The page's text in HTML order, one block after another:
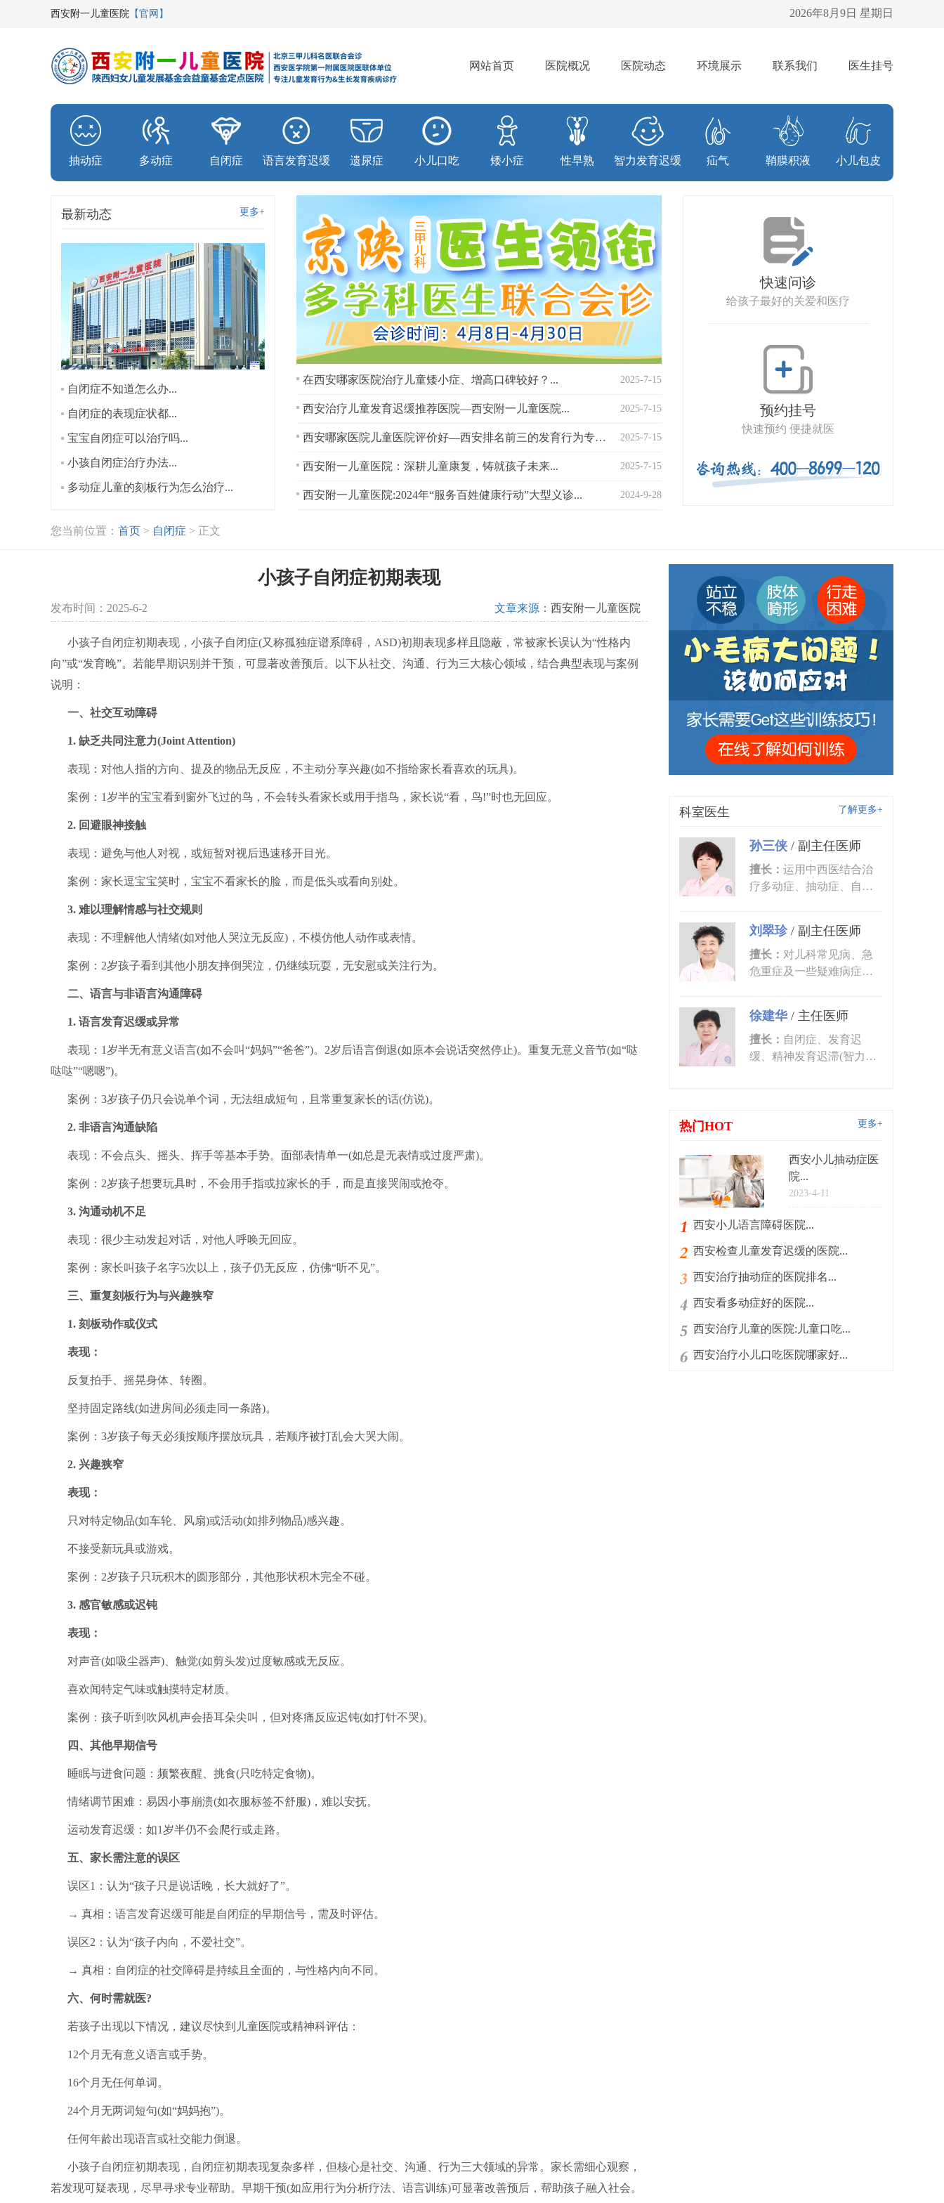
西安附一儿童医院 【官网】 2026年8月9日 星期日
网站首页 医院概况 医院动态 环境展示 联系我们 医生挂号
抽动症 多动症 自闭症 语言发育迟缓 遗尿症 小儿口吃 矮小症 性早熟 智力发育迟缓 疝气 鞘膜积液 小儿包皮
更多+
最新动态
自闭症不知道怎么办...
自闭症的表现症状都...
宝宝自闭症可以治疗吗...
小孩自闭症治疗办法...
多动症儿童的刻板行为怎么治疗...
在西安哪家医院治疗儿童矮小症、增高口碑较好？... 2025-7-15
西安治疗儿童发育迟缓推荐医院—西安附一儿童医院... 2025-7-15
西安哪家医院儿童医院评价好—西安排名前三的发育行为专科医院？... 2025-7-15
西安附一儿童医院：深耕儿童康复，铸就孩子未来... 2025-7-15
西安附一儿童医院:2024年“服务百姓健康行动”大型义诊... 2024-9-28
快速问诊
给孩子最好的关爱和医疗
预约挂号
快速预约 便捷就医
您当前位置： 首页 > 自闭症 > 正文
小孩子自闭症初期表现
发布时间：2025-6-2 文章来源： 西安附一儿童医院
小孩子自闭症初期表现，小孩子自闭症(又称孤独症谱系障碍，ASD)初期表现多样且隐蔽，常被家长误认为“性格内
向”或“发育晚”。若能早期识别并干预，可显著改善预后。以下从社交、沟通、行为三大核心领域，结合典型表现与案例
说明：
一、社交互动障碍
1. 缺乏共同注意力(Joint Attention)
表现：对他人指的方向、提及的物品无反应，不主动分享兴趣(如不指给家长看喜欢的玩具)。
案例：1岁半的宝宝看到窗外飞过的鸟，不会转头看家长或用手指鸟，家长说“看，鸟!”时也无回应。
2. 回避眼神接触
表现：避免与他人对视，或短暂对视后迅速移开目光。
案例：家长逗宝宝笑时，宝宝不看家长的脸，而是低头或看向别处。
3. 难以理解情感与社交规则
表现：不理解他人情绪(如对他人哭泣无反应)，不模仿他人动作或表情。
案例：2岁孩子看到其他小朋友摔倒哭泣，仍继续玩耍，无安慰或关注行为。
二、语言与非语言沟通障碍
1. 语言发育迟缓或异常
表现：1岁半无有意义语言(如不会叫“妈妈”“爸爸”)。2岁后语言倒退(如原本会说话突然停止)。重复无意义音节(如“哒
哒哒”“嗯嗯”)。
案例：3岁孩子仍只会说单个词，无法组成短句，且常重复家长的话(仿说)。
2. 非语言沟通缺陷
表现：不会点头、摇头、挥手等基本手势。面部表情单一(如总是无表情或过度严肃)。
案例：2岁孩子想要玩具时，不会用手指或拉家长的手，而是直接哭闹或抢夺。
3. 沟通动机不足
表现：很少主动发起对话，对他人呼唤无回应。
案例：家长叫孩子名字5次以上，孩子仍无反应，仿佛“听不见”。
三、重复刻板行为与兴趣狭窄
1. 刻板动作或仪式
表现：
反复拍手、摇晃身体、转圈。
坚持固定路线(如进房间必须走同一条路)。
案例：3岁孩子每天必须按顺序摆放玩具，若顺序被打乱会大哭大闹。
2. 兴趣狭窄
表现：
只对特定物品(如车轮、风扇)或活动(如排列物品)感兴趣。
不接受新玩具或游戏。
案例：2岁孩子只玩积木的圆形部分，其他形状积木完全不碰。
3. 感官敏感或迟钝
表现：
对声音(如吸尘器声)、触觉(如剪头发)过度敏感或无反应。
喜欢闻特定气味或触摸特定材质。
案例：孩子听到吹风机声会捂耳朵尖叫，但对疼痛反应迟钝(如打针不哭)。
四、其他早期信号
睡眠与进食问题：频繁夜醒、挑食(只吃特定食物)。
情绪调节困难：易因小事崩溃(如衣服标签不舒服)，难以安抚。
运动发育迟缓：如1岁半仍不会爬行或走路。
五、家长需注意的误区
误区1：认为“孩子只是说话晚，长大就好了”。
→ 真相：语言发育迟缓可能是自闭症的早期信号，需及时评估。
误区2：认为“孩子内向，不爱社交”。
→ 真相：自闭症的社交障碍是持续且全面的，与性格内向不同。
六、何时需就医?
若孩子出现以下情况，建议尽快到儿童医院或精神科评估：
12个月无有意义语言或手势。
16个月无任何单词。
24个月无两词短句(如“妈妈抱”)。
任何年龄出现语言或社交能力倒退。
小孩子自闭症初期表现，自闭症初期表现复杂多样，但核心是社交、沟通、行为三大领域的异常。家长需细心观察，
若发现可疑表现，尽早寻求专业帮助。早期干预(如应用行为分析疗法、语言训练)可显著改善预后，帮助孩子融入社会。
了解更多+
科室医生
孙三侠 / 副主任医师
擅长： 运用中西医结合治
疗多动症、抽动症、自闭
刘翠珍/ 副主任医师
擅长： 对儿科常见病、急
危重症及一些疑难病症的
徐建华/ 主任医师
擅长： 自闭症、发育迟
缓、精神发育迟滞(智力低
更多+
热门HOT
西安小儿抽动症医
院...
2023-4-11
西安小儿语言障碍医院...
西安检查儿童发育迟缓的医院...
西安治疗抽动症的医院排名...
西安看多动症好的医院...
西安治疗儿童的医院:儿童口吃...
西安治疗小儿口吃医院哪家好...